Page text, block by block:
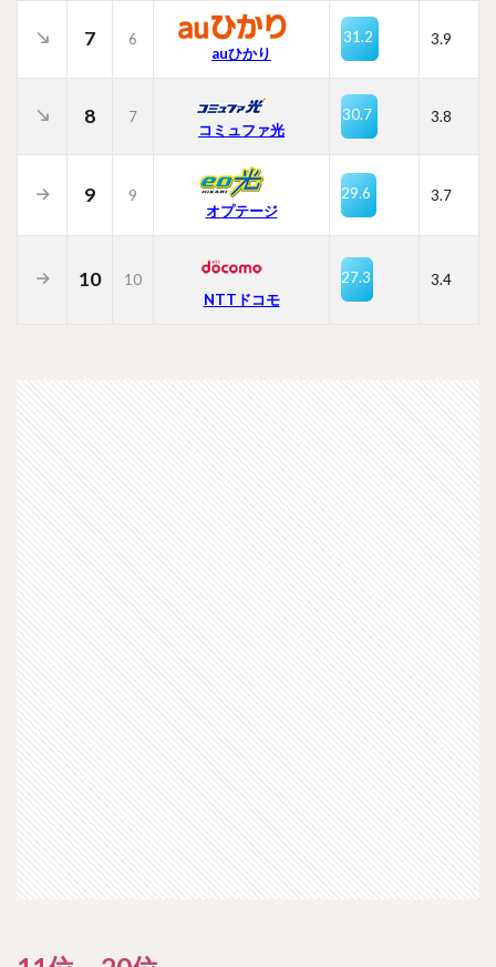
7
6
auひかり
31.2 3.9
8 7
コミュファ光
30.7 3.8
9
9
オプテージ
29.6 3.7
10
10
NTTドコモ
27.3 3.4